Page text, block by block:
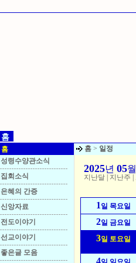
홈
홈
성령수양관소식
집회소식
은혜의 간증
신앙자료
전도이야기
선교이야기
좋은글 모음
홈 > 일정
2025년 05월
지난달 지난주
1일 목요일
2일 금요일
3일 토요일
4